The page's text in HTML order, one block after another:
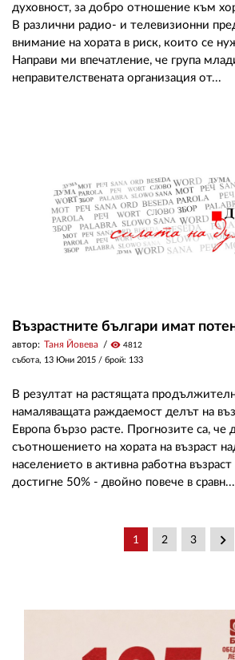
духовност, за добро отношение към
В различни радио- и телевизионни
внимание на хората в риск, които се
Направи ми впечатление, че група
неправителствената организация от...
Възрастните българи имат
автор: Таня Йовева visibility 4812
събота, 13 Юни 2015 / брой: 133
В резултат на растящата
намаляващата раждаемост делът на
Европа бързо расте. Прогнозите са, че
съотношението на хората на възраст
населението в активна работна
достигне 50% - двойно повече в сравн...
1 2 3 keyboard_arrow_right